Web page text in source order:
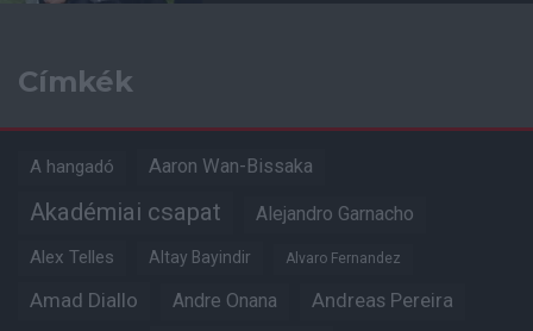
Címkék
A hangadó Aaron Wan-Bissaka
Akadémiai csapat Alejandro Garnacho
Alex Telles Altay Bayindir Alvaro Fernandez
Amad Diallo Andre Onana Andreas Pereira